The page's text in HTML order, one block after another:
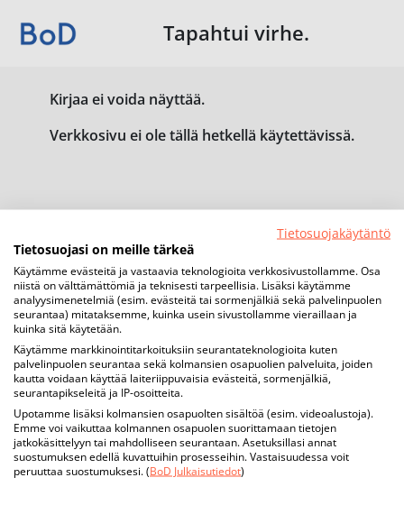
Tapahtui virhe.
Kirjaa ei voida näyttää.
Verkkosivu ei ole tällä hetkellä käytettävissä.
Tietosuojakäytäntö
Tietosuojasi on meille tärkeä
Käytämme evästeitä ja vastaavia teknologioita verkkosivustollamme. Osa
niistä on välttämättömiä ja teknisesti tarpeellisia. Lisäksi käytämme
analyysimenetelmiä (esim. evästeitä tai sormenjälkiä sekä palvelinpuolen
seurantaa) mitataksemme, kuinka usein sivustollamme vieraillaan ja
kuinka sitä käytetään.
Käytämme markkinointitarkoituksiin seurantateknologioita kuten
palvelinpuolen seurantaa sekä kolmansien osapuolien palveluita, joiden
kautta voidaan käyttää laiteriippuvaisia evästeitä, sormenjälkiä,
seurantapikseleitä ja IP-osoitteita.
Upotamme lisäksi kolmansien osapuolten sisältöä (esim. videoalustoja).
Emme voi vaikuttaa kolmannen osapuolen suorittamaan tietojen
jatkokäsittelyyn tai mahdolliseen seurantaan. Asetuksillasi annat
suostumuksen edellä kuvattuihin prosesseihin. Vastaisuudessa voit
peruuttaa suostumuksesi. (BoD Julkaisutiedot)